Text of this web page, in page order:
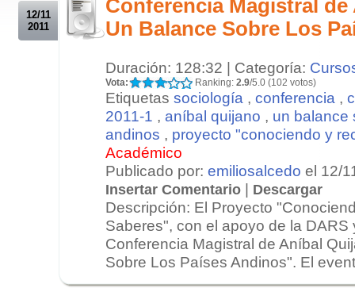
12/11
2011
Conferencia Magistral
Un Balance Sobre Los
Duración: 128:32 | Categoría:
Vota: Ranking: 2.9/5.0 (102 votos)
Etiquetas sociología , conferencia ,
2011-1 , aníbal quijano , un balance
andinos , proyecto "conociendo y
Académico
Publicado por: emiliosalcedo el 12/
Insertar Comentario | Descargar
Descripción: El Proyecto
Saberes", con el apoyo de la DARS
Conferencia Magistral de Aníbal
Sobre Los Países Andinos". El